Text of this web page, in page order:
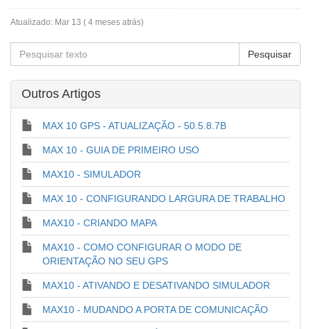
Atualizado: Mar 13 ( 4 meses atrás)
Outros Artigos
MAX 10 GPS - ATUALIZAÇÃO - 50.5.8.7B
MAX 10 - GUIA DE PRIMEIRO USO
MAX10 - SIMULADOR
MAX 10 - CONFIGURANDO LARGURA DE TRABALHO
MAX10 - CRIANDO MAPA
MAX10 - COMO CONFIGURAR O MODO DE
ORIENTAÇÃO NO SEU GPS
MAX10 - ATIVANDO E DESATIVANDO SIMULADOR
MAX10 - MUDANDO A PORTA DE COMUNICAÇÃO